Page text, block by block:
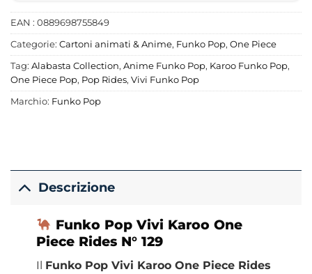
EAN : 0889698755849
Categorie: Cartoni animati & Anime, Funko Pop, One Piece
Tag: Alabasta Collection, Anime Funko Pop, Karoo Funko Pop,
One Piece Pop, Pop Rides, Vivi Funko Pop
Marchio: Funko Pop
Descrizione
Funko Pop Vivi Karoo One
Piece Rides N° 129
Il Funko Pop Vivi Karoo One Piece Rides